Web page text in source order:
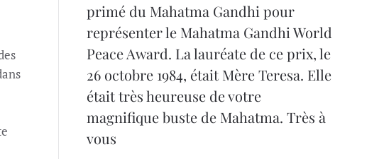
primé du Mahatma Gandhi pour
représenter le Mahatma Gandhi World
Peace Award. La lauréate de ce prix, le
26 octobre 1984, était Mère Teresa. Elle
était très heureuse de votre
magnifique buste de Mahatma. Très à
vous